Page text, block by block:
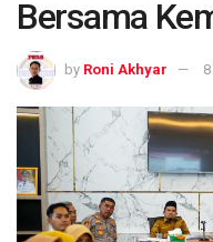
Bersama
by Roni Akhyar